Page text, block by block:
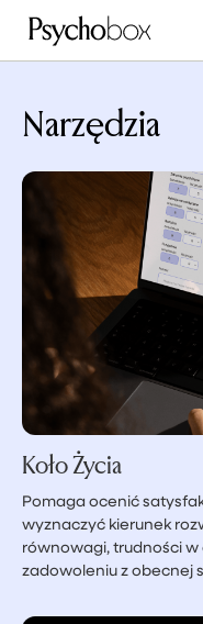
Narzędzia
Koło Życia
Pomaga ocenić
wyznaczyć kierunek
równowagi, trudności w
zadowoleniu z obecnej